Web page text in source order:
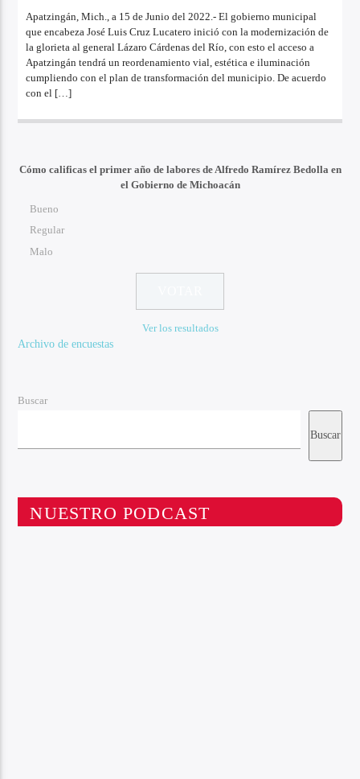
Apatzingán, Mich., a 15 de Junio del 2022.- El gobierno municipal
que encabeza José Luis Cruz Lucatero inició con la modernización de
la glorieta al general Lázaro Cárdenas del Río, con esto el acceso a
Apatzingán tendrá un reordenamiento vial, estética e iluminación
cumpliendo con el plan de transformación del municipio. De acuerdo
con el […]
Cómo calificas el primer año de labores de Alfredo Ramírez Bedolla en
el Gobierno de Michoacán
Bueno
Regular
Malo
Ver los resultados
Archivo de encuestas
Buscar
Buscar
NUESTRO PODCAST